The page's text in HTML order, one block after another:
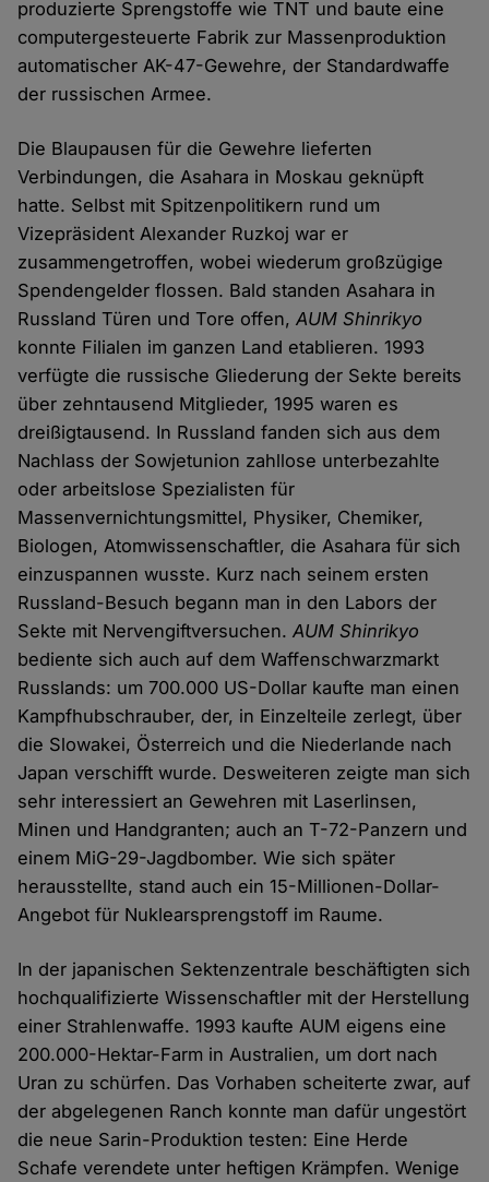
produzierte Sprengstoffe wie TNT und baute eine
computergesteuerte Fabrik zur Massenproduktion
automatischer AK-47-Gewehre, der Standardwaffe
der russischen Armee.
Die Blaupausen für die Gewehre lieferten
Verbindungen, die Asahara in Moskau geknüpft
hatte. Selbst mit Spitzenpolitikern rund um
Vizepräsident Alexander Ruzkoj war er
zusammengetroffen, wobei wiederum großzügige
Spendengelder flossen. Bald standen Asahara in
Russland Türen und Tore offen,AUM Shinrikyo
konnte Filialen im ganzen Land etablieren. 1993
verfügte die russische Gliederung der Sekte bereits
über zehntausend Mitglieder, 1995 waren es
dreißigtausend. In Russland fanden sich aus dem
Nachlass der Sowjetunion zahllose unterbezahlte
oder arbeitslose Spezialisten für
Massenvernichtungsmittel, Physiker, Chemiker,
Biologen, Atomwissenschaftler, die Asahara für sich
einzuspannen wusste. Kurz nach seinem ersten
Russland-Besuch begann man in den Labors der
Sekte mit Nervengiftversuchen.AUM Shinrikyo
bediente sich auch auf dem Waffenschwarzmarkt
Russlands: um 700.000 US-Dollar kaufte man einen
Kampfhubschrauber, der, in Einzelteile zerlegt, über
die Slowakei, Österreich und die Niederlande nach
Japan verschifft wurde. Desweiteren zeigte man sich
sehr interessiert an Gewehren mit Laserlinsen,
Minen und Handgranten; auch an T-72-Panzern und
einem MiG-29-Jagdbomber. Wie sich später
herausstellte, stand auch ein 15-Millionen-Dollar-
Angebot für Nuklearsprengstoff im Raume.
In der japanischen Sektenzentrale beschäftigten sich
hochqualifizierte Wissenschaftler mit der Herstellung
einer Strahlenwaffe. 1993 kaufte AUM eigens eine
200.000-Hektar-Farm in Australien, um dort nach
Uran zu schürfen. Das Vorhaben scheiterte zwar, auf
der abgelegenen Ranch konnte man dafür ungestört
die neue Sarin-Produktion testen: Eine Herde
Schafe verendete unter heftigen Krämpfen. Wenige